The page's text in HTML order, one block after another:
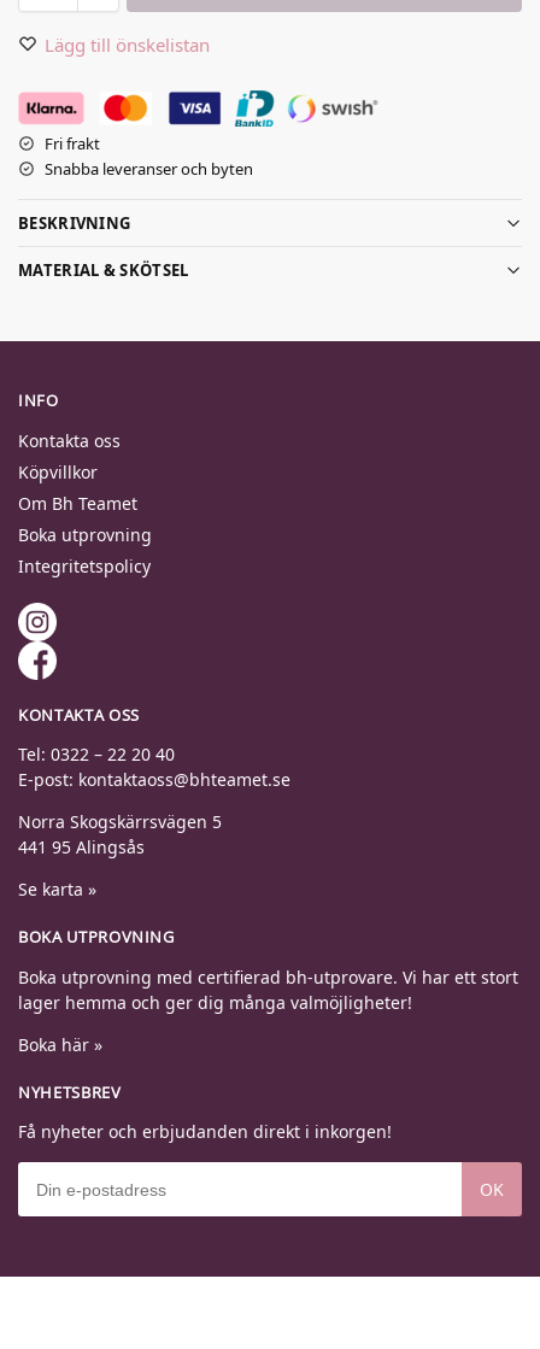
Lägg till önskelistan
Fri frakt
Snabba leveranser och byten
BESKRIVNING
MATERIAL & SKÖTSEL
INFO
Kontakta oss
Köpvillkor
Om Bh Teamet
Boka utprovning
Integritetspolicy
KONTAKTA OSS
Tel: 0322 – 22 20 40
E-post: kontaktaoss@bhteamet.se
Norra Skogskärrsvägen 5
441 95 Alingsås
Se karta »
BOKA UTPROVNING
Boka utprovning med certifierad bh-utprovare. Vi har ett stort
lager hemma och ger dig många valmöjligheter!
Boka här »
NYHETSBREV
Få nyheter och erbjudanden direkt i inkorgen!